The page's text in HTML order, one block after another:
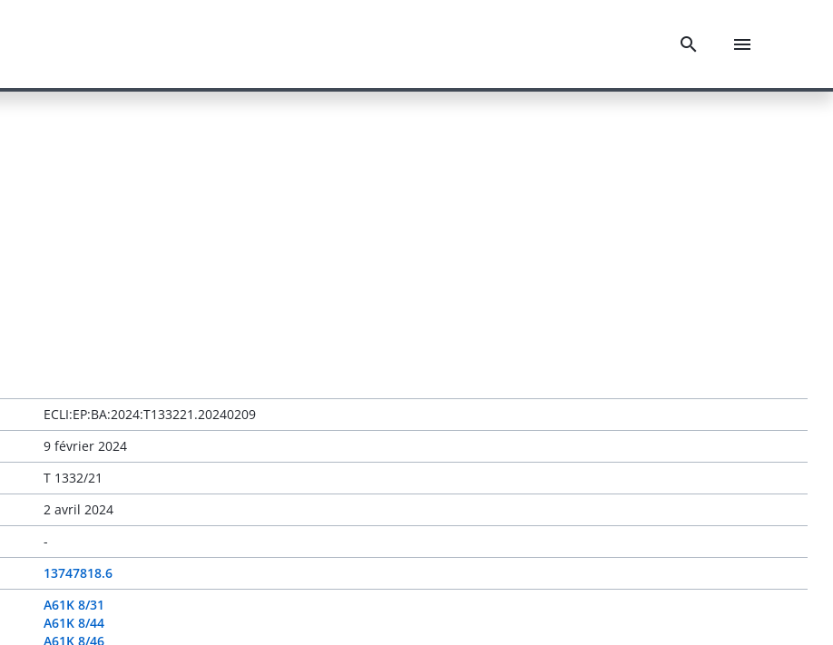
ECLI:EP:BA:2024:T133221.20240209
9 février 2024
T 1332/21
2 avril 2024
-
13747818.6
A61K 8/31
A61K 8/44
A61K 8/46